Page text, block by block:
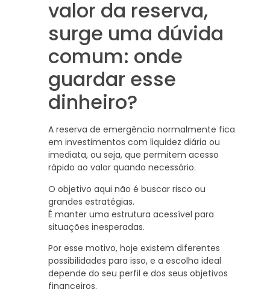
valor da reserva,
surge uma dúvida
comum: onde
guardar esse
dinheiro?
A reserva de emergência normalmente fica
em investimentos com liquidez diária ou
imediata, ou seja, que permitem acesso
rápido ao valor quando necessário.
O objetivo aqui não é buscar risco ou
grandes estratégias.
É manter uma estrutura acessível para
situações inesperadas.
Por esse motivo, hoje existem diferentes
possibilidades para isso, e a escolha ideal
depende do seu perfil e dos seus objetivos
financeiros.